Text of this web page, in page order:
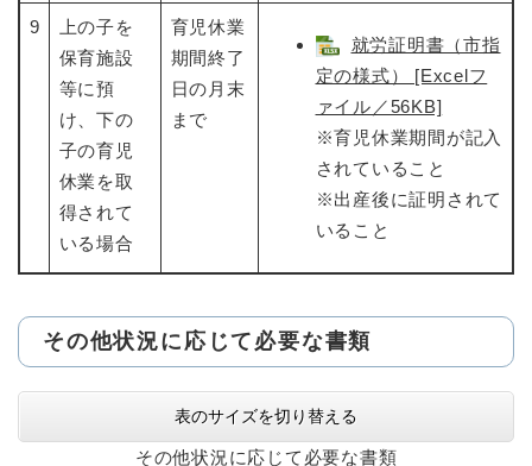
9
上の子を
保育施設
等に預
け、下の
子の育児
休業を取
得されて
いる場合
育児休業
期間終了
日の月末
まで
就労証明書（市指
定の様式） [Excelフ
ァイル／56KB]
※育児休業期間が記入
されていること
※出産後に証明されて
いること
その他状況に応じて必要な書類
表のサイズを切り替える
その他状況に応じて必要な書類